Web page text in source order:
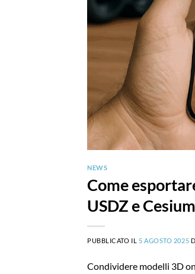
NEWS
Come
USDZ e Cesium
PUBBLICATO IL 5 AGOSTO 2025
Condividere modelli 3D